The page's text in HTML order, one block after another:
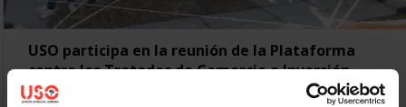
USO participa en la reunión de la Plataforma
contra los Tratados de Comercio e Inversión
24 FEBRERO, 2020